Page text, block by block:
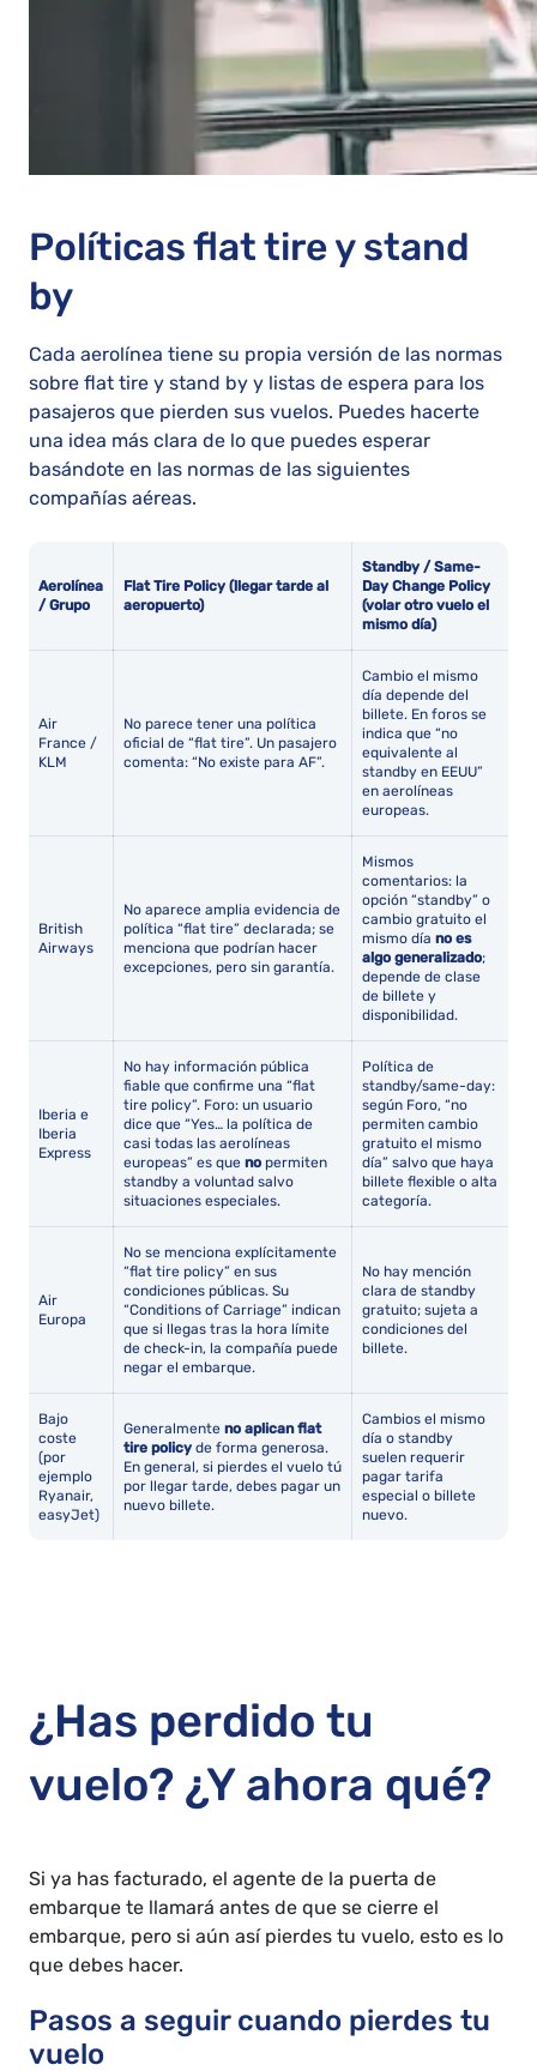
Políticas flat tire y stand
by
Cada aerolínea tiene su propia versión de las normas
sobre flat tire y stand by y listas de espera para los
pasajeros que pierden sus vuelos. Puedes hacerte
una idea más clara de lo que puedes esperar
basándote en las normas de las siguientes
compañías aéreas.
Aerolínea
/ Grupo
Flat Tire Policy (llegar tarde al
aeropuerto)
Standby / Same-
Day Change Policy
(volar otro vuelo el
mismo día)
Air
France /
KLM
No parece tener una política
oficial de “flat tire”. Un pasajero
comenta: “No existe para AF”.
Cambio el mismo
día depende del
billete. En foros se
indica que “no
equivalente al
standby en EEUU”
en aerolíneas
europeas.
British
Airways
No aparece amplia evidencia de
política “flat tire” declarada; se
menciona que podrían hacer
excepciones, pero sin garantía.
Mismos
comentarios: la
opción “standby” o
cambio gratuito el
mismo día no es
algo generalizado;
depende de clase
de billete y
disponibilidad.
Iberia e
Iberia
Express
No hay información pública
fiable que confirme una “flat
tire policy”. Foro: un usuario
dice que “Yes… la política de
casi todas las aerolíneas
europeas” es que no permiten
standby a voluntad salvo
situaciones especiales.
Política de
standby/same-day:
según Foro, “no
permiten cambio
gratuito el mismo
día” salvo que haya
billete flexible o alta
categoría.
Air
Europa
No se menciona explícitamente
“flat tire policy” en sus
condiciones públicas. Su
“Conditions of Carriage” indican
que si llegas tras la hora límite
de check-in, la compañía puede
negar el embarque.
No hay mención
clara de standby
gratuito; sujeta a
condiciones del
billete.
Bajo
coste
(por
ejemplo
Ryanair,
easyJet)
Generalmente no aplican flat
tire policy de forma generosa.
En general, si pierdes el vuelo tú
por llegar tarde, debes pagar un
nuevo billete.
Cambios el mismo
día o standby
suelen requerir
pagar tarifa
especial o billete
nuevo.
¿Has perdido tu
vuelo? ¿Y ahora qué?
Si ya has facturado, el agente de la puerta de
embarque te llamará antes de que se cierre el
embarque, pero si aún así pierdes tu vuelo, esto es lo
que debes hacer.
Pasos a seguir cuando pierdes tu
vuelo